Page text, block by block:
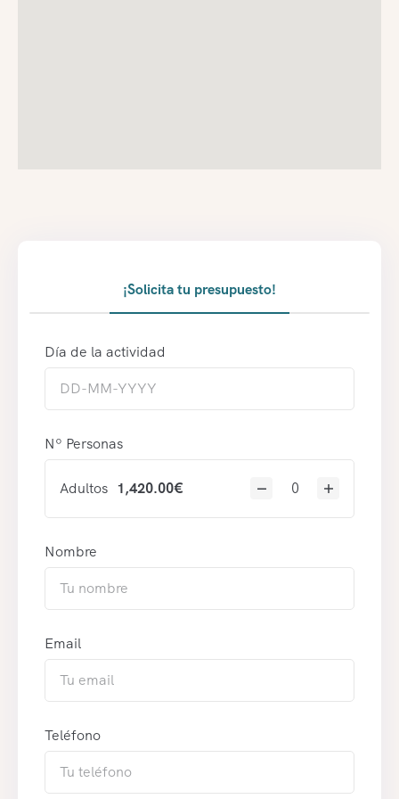
¡Solicita tu presupuesto!
Día de la actividad
Nº Personas
Adultos 1,420.00€
Nombre
Email
Teléfono